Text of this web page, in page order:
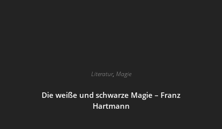
Literatur, Magie
Die weiße und schwarze Magie – Franz
Hartmann